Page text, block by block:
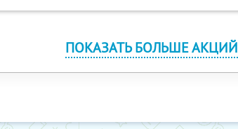
ПОКАЗАТЬ БОЛЬШЕ АКЦИЙ